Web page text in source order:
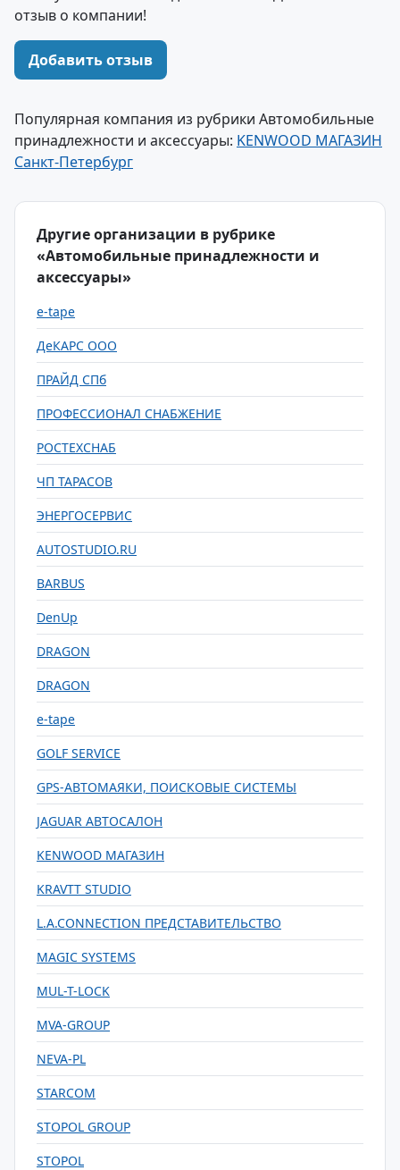
отзыв о компании!
Добавить отзыв
Популярная компания из рубрики Автомобильные
принадлежности и аксессуары: KENWOOD МАГАЗИН
Санкт-Петербург
Другие организации в рубрике
«Автомобильные принадлежности и
аксессуары»
e-tape
ДеКАРС ООО
ПРАЙД СПб
ПРОФЕССИОНАЛ СНАБЖЕНИЕ
РОСТЕХСНАБ
ЧП ТАРАСОВ
ЭНЕРГОСЕРВИС
AUTOSTUDIO.RU
BARBUS
DenUp
DRAGON
DRAGON
e-tape
GOLF SERVICE
GPS-АВТОМАЯКИ, ПОИСКОВЫЕ СИСТЕМЫ
JAGUAR АВТОСАЛОН
KENWOOD МАГАЗИН
KRAVTT STUDIO
L.A.CONNECTION ПРЕДСТАВИТЕЛЬСТВО
MAGIC SYSTEMS
MUL-T-LOCK
MVA-GROUP
NEVA-PL
STARCOM
STOPOL GROUP
STOPOL